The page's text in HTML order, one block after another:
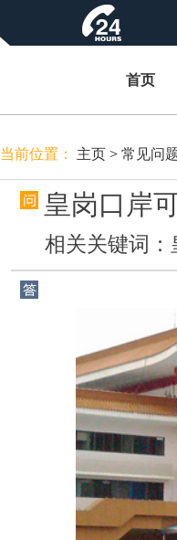
首页
当前位置： 主页 > 常见问
皇岗口岸
相关关键词